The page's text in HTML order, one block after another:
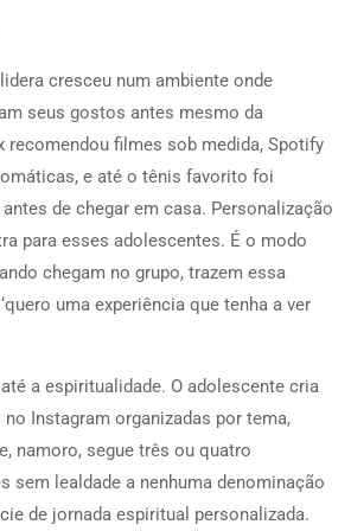
cresceu num ambiente onde
seus gostos antes mesmo da
recomendou filmes sob medida, Spotify
e até o tênis favorito foi
de chegar em casa. Personalização
para esses adolescentes. É o modo
chegam no grupo, trazem essa
uma experiência que tenha a ver
a espiritualidade. O adolescente cria
Instagram organizadas por tema,
namoro, segue três ou quatro
sem lealdade a nenhuma denominação
de jornada espiritual personalizada.